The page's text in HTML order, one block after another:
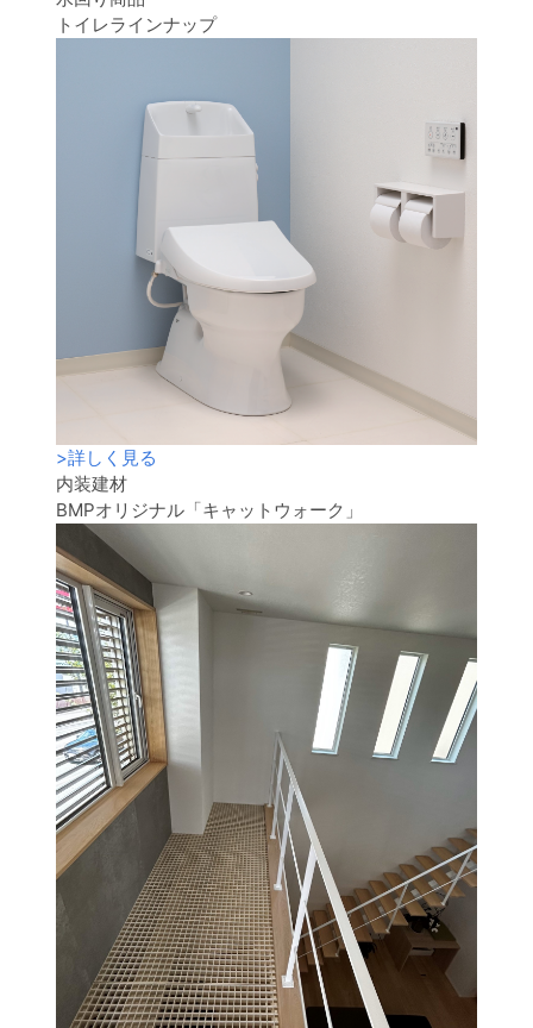
トイレラインナップ
>詳しく見る
内装建材
BMPオリジナル「キャットウォーク」